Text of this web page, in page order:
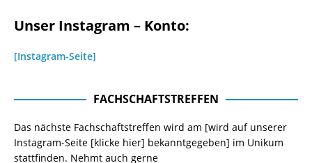
Unser Instagram – Konto:
[Instagram-Seite]
FACHSCHAFTSTREFFEN
Das nächste Fachschaftstreffen wird am [wird auf unserer
Instagram-Seite [klicke hier] bekanntgegeben] im Unikum
stattfinden. Nehmt auch gerne